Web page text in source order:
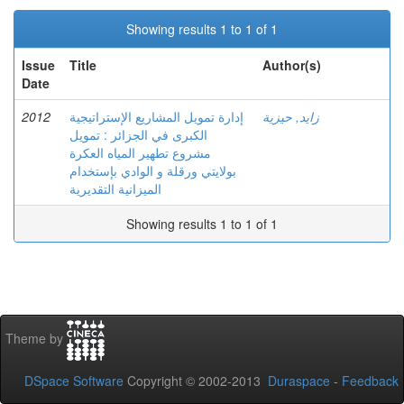
Showing results 1 to 1 of 1
Issue
Date
Title Author(s)
2012
إدارة تمويل المشاريع الإستراتيجية
الكبرى في الجزائر : تمويل
مشروع تطهير المياه العكرة
بولايتي ورقلة و الوادي بإستخدام
الميزانية التقديرية
زايد, حيزية
Showing results 1 to 1 of 1
Theme by
DSpace Software Copyright © 2002-2013 Duraspace - Feedback